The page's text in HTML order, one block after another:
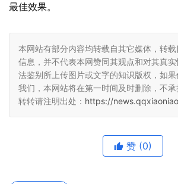
最佳效果。
本网站有部分内容均转载自其它媒体，转
信息，并不代表本网赞同其观点和对其真
法鉴别所上传图片或文字的知识版权，如
我们，本网站将在第一时间及时删除，不承
转转请注明出处： https://
赞 (0)